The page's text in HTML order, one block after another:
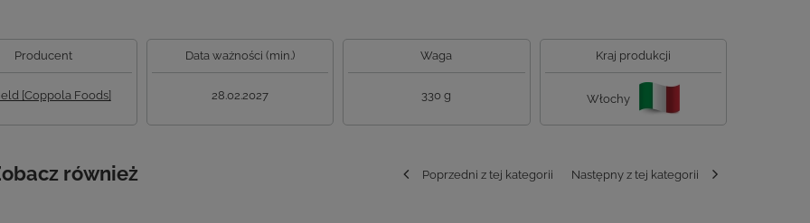
Producent
[Coppola Foods]
Data ważności (min.)
28.02.2027
Waga
330 g
Kraj produkcji
Włochy
również Poprzedni z tej kategorii Następny z tej kategorii